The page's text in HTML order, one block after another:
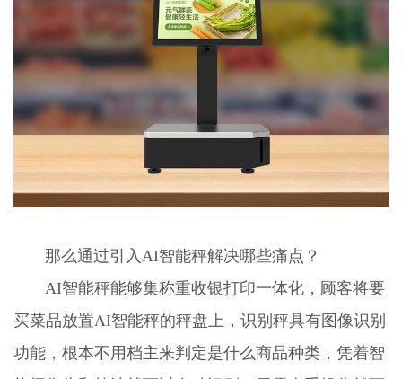
那么通过引入AI智能秤解决哪些痛点？
AI智能秤能够集称重收银打印一体化，顾客将要
买菜品放置AI智能秤的秤盘上，识别秤具有图像识别
功能，根本不用档主来判定是什么商品种类，凭着智